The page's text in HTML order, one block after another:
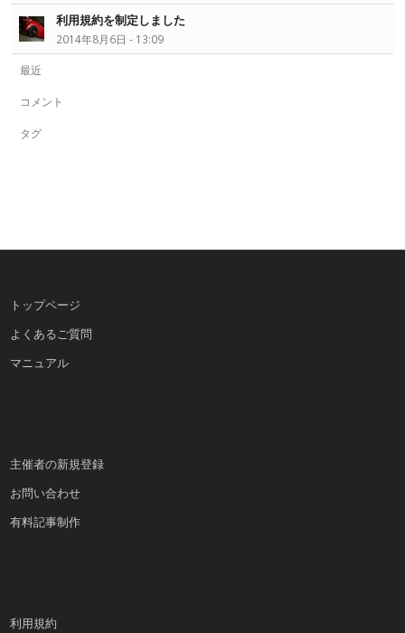
利用規約を制定しました
2014年8月6日 - 13:09
最近
コメント
タグ
トップページ
よくあるご質問
マニュアル
主催者の新規登録
お問い合わせ
有料記事制作
利用規約